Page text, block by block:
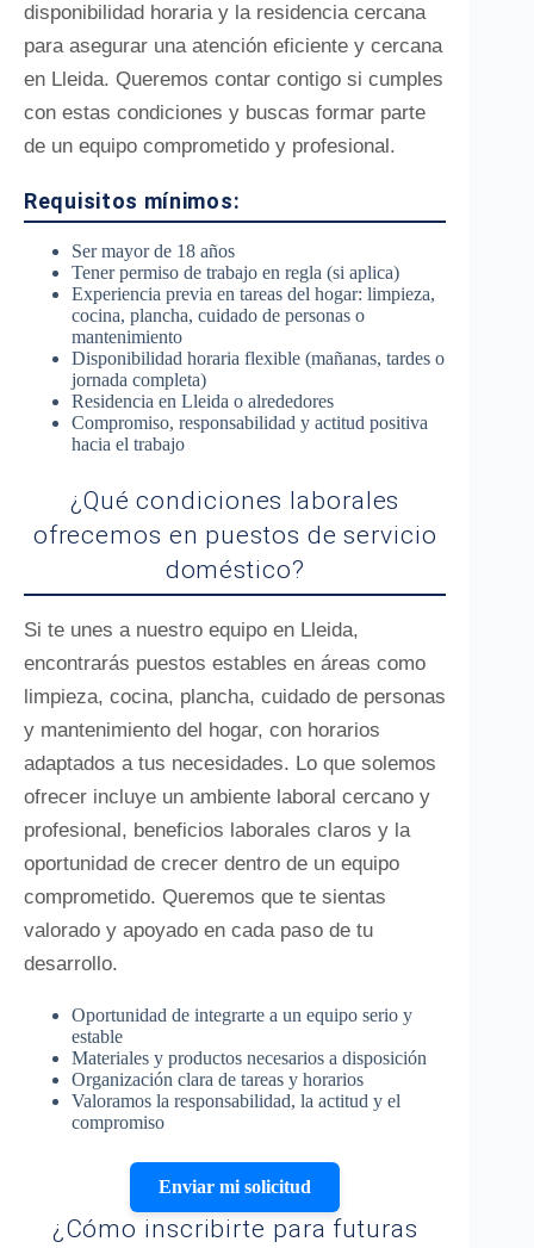
disponibilidad horaria y la residencia cercana
para asegurar una atención eficiente y cercana
en Lleida. Queremos contar contigo si cumples
con estas condiciones y buscas formar parte
de un equipo comprometido y profesional.
Requisitos mínimos:
Ser mayor de 18 años
Tener permiso de trabajo en regla (si aplica)
Experiencia previa en tareas del hogar: limpieza,
cocina, plancha, cuidado de personas o
mantenimiento
Disponibilidad horaria flexible (mañanas, tardes o
jornada completa)
Residencia en Lleida o alrededores
Compromiso, responsabilidad y actitud positiva
hacia el trabajo
¿Qué condiciones laborales
ofrecemos en puestos de servicio
doméstico?
Si te unes a nuestro equipo en Lleida,
encontrarás puestos estables en áreas como
limpieza, cocina, plancha, cuidado de personas
y mantenimiento del hogar, con horarios
adaptados a tus necesidades. Lo que solemos
ofrecer incluye un ambiente laboral cercano y
profesional, beneficios laborales claros y la
oportunidad de crecer dentro de un equipo
comprometido. Queremos que te sientas
valorado y apoyado en cada paso de tu
desarrollo.
Oportunidad de integrarte a un equipo serio y
estable
Materiales y productos necesarios a disposición
Organización clara de tareas y horarios
Valoramos la responsabilidad, la actitud y el
compromiso
Enviar mi solicitud
¿Cómo inscribirte para futuras